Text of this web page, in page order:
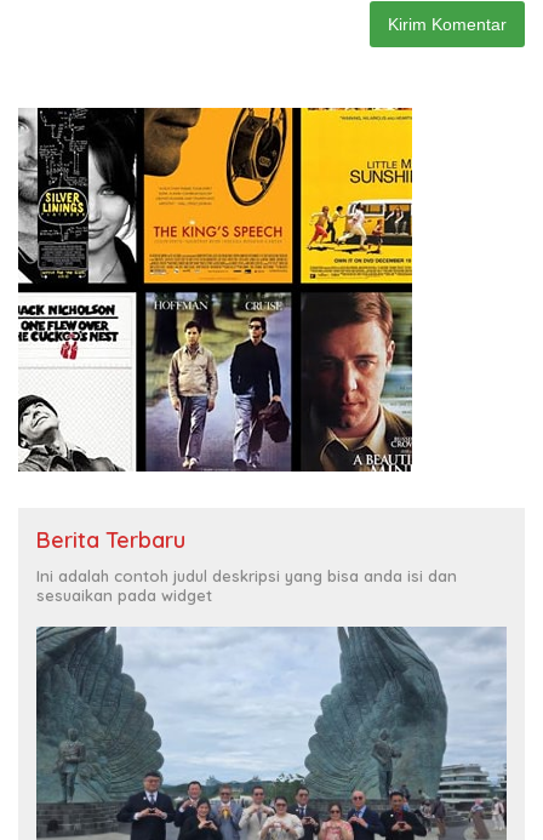
Berita Terbaru
Ini adalah contoh judul deskripsi yang bisa anda isi dan
sesuaikan pada widget